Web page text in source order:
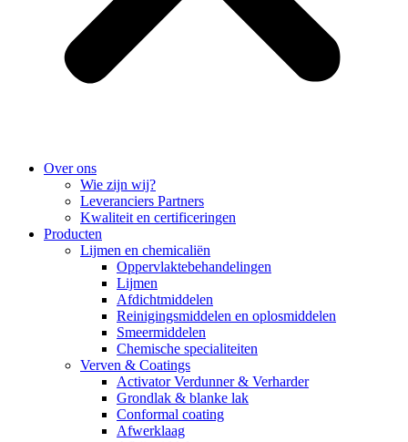
Over ons
Wie zijn wij?
Leveranciers Partners
Kwaliteit en certificeringen
Producten
Lijmen en chemicaliën
Oppervlaktebehandelingen
Lijmen
Afdichtmiddelen
Reinigingsmiddelen en oplosmiddelen
Smeermiddelen
Chemische specialiteiten
Verven & Coatings
Activator Verdunner & Verharder
Grondlak & blanke lak
Conformal coating
Afwerklaag